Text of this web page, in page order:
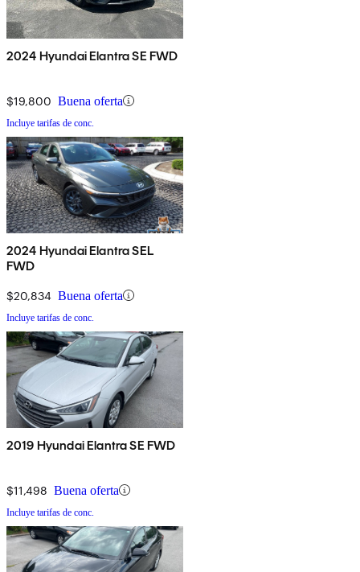
2024 Hyundai Elantra SE FWD
$19,800 Buena oferta
Incluye tarifas de conc.
2024 Hyundai Elantra SEL
FWD
$20,834 Buena oferta
Incluye tarifas de conc.
2019 Hyundai Elantra SE FWD
$11,498 Buena oferta
Incluye tarifas de conc.